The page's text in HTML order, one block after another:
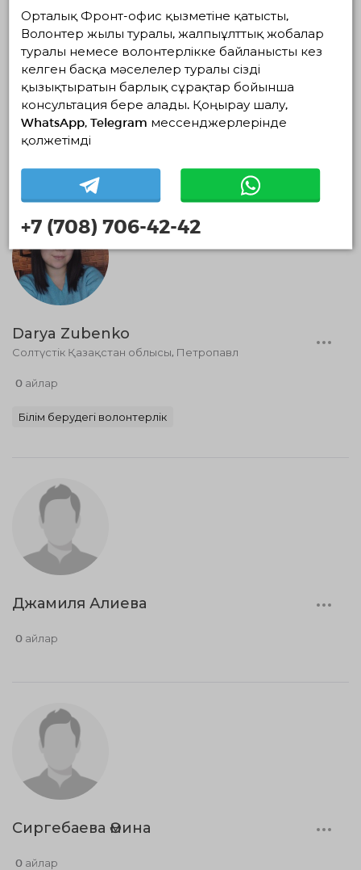
Даяна Сабит
0 айлар
Darya Zubenko
Солтүстік Қазақстан облысы, Петропавл
0 айлар
Білім берудегі волонтерлік
Джамиля Алиева
0 айлар
Сиргебаева Әмина
0 айлар
Орталық Фронт-офис қызметіне қатысты,
Волонтер жылы туралы, жалпыұлттық жобалар
туралы немесе волонтерлікке байланысты кез
келген басқа мәселелер туралы сізді
қызықтыратын барлық сұрақтар бойынша
консультация бере алады. Қоңырау шалу,
WhatsApp, Telegram мессенджерлерінде
қолжетімді
+7 (708) 706-42-42